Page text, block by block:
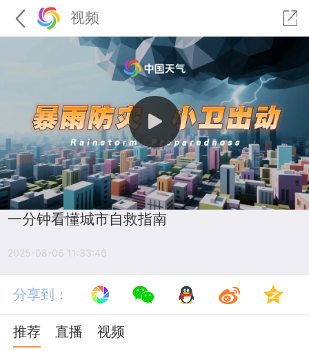
视频
一分钟看懂城市自救指南
2025-08-06 11:33:46
分享到：
推荐 直播 视频